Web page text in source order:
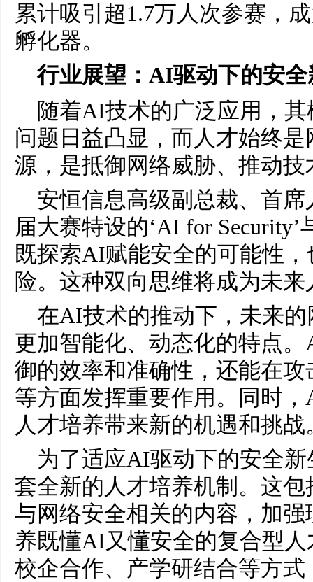
累计吸引超1.7万人次参赛，
孵化器。
行业展望： AI驱动下的安
随着AI技术的广泛应用，
问题日益凸显，而人才始终
源，是抵御网络威胁、推动
安恒信息高级副总裁、首
届大赛特设的‘AI for Security’
既探索AI赋能安全的可能性
险。这种双向思维将成为未
在AI技术的推动下，未来
更加智能化、动态化的特点
御的效率和准确性，还能在
等方面发挥重要作用。同时
人才培养带来新的机遇和挑战
为了适应AI驱动下的安全
套全新的人才培养机制。这
与网络安全相关的内容，加
养既懂AI又懂安全的复合型
校企合作、产学研结合等方